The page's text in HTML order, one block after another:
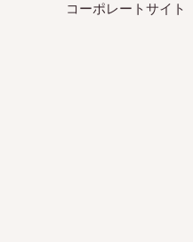
コーポレートサイト